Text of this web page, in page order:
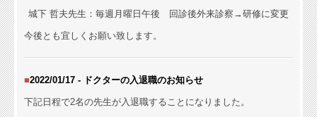
城下 哲夫先生：毎週月曜日午後 回診後外来診察→研修に変更
今後とも宜しくお願い致します。
■2022/01/17 - ドクターの入退職のお知らせ
下記日程で2名の先生が入退職することになりました。